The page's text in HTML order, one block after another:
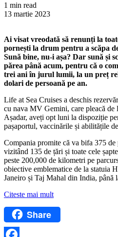
1 min read
13 martie 2023
Ai visat vreodată să renunți la
pornești la drum pentru a scăpa
Sună bine, nu-i așa? Dar sună și
părea până acum, pentru că o
trei ani în jurul lumii, la un preț
dolari de persoană pe an.
Life at Sea Cruises a deschis
cu nava MV Gemini, care pleacă de
Așadar, aveți opt luni la dispoziție
pașaportul, vaccinările și abilitățile
Compania promite că va bifa 375
vizitând 135 de țări și toate cele
peste 200,000 de kilometri pe
obiective emblematice de la statuia
Janeiro și Taj Mahal din India,
Citeste mai mult
Share